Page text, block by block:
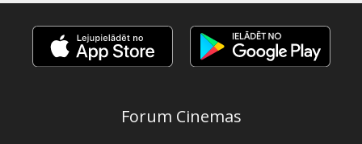
Forum Cinemas